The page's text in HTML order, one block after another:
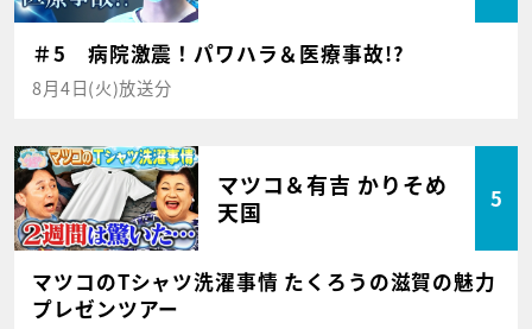
＃5 病院激震！パワハラ＆医療事故!?
8月4日(火)放送分
マツコ＆有吉 かりそめ
天国
5
マツコのTシャツ洗濯事情 たくろうの滋賀の魅力
プレゼンツアー